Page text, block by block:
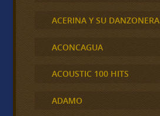
ACERINA Y SU DANZONERA
ACONCAGUA
ACOUSTIC 100 HITS
ADAMO